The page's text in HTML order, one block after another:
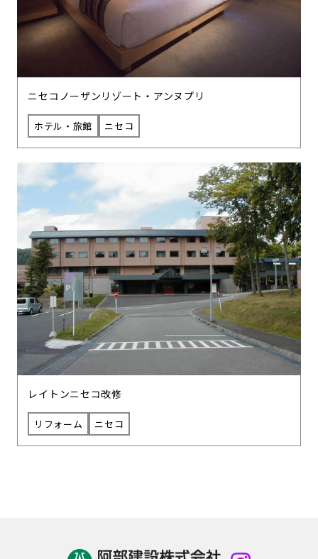
ニセコノーザンリゾート・アンヌプリ
ホテル・旅館 ニセコ
レイトンニセコ改修
リフォーム ニセコ